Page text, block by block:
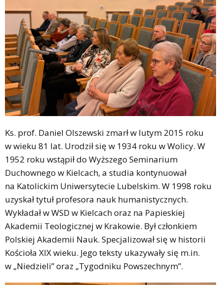
Ks. prof. Daniel Olszewski zmarł w lutym 2015 roku
w wieku 81 lat. Urodził się w 1934 roku w Wolicy. W
1952 roku wstąpił do Wyższego Seminarium
Duchownego w Kielcach, a studia kontynuował
na Katolickim Uniwersytecie Lubelskim. W 1998 roku
uzyskał tytuł profesora nauk humanistycznych.
Wykładał w WSD w Kielcach oraz na Papieskiej
Akademii Teologicznej w Krakowie. Był członkiem
Polskiej Akademii Nauk. Specjalizował się w historii
Kościoła XIX wieku. Jego teksty ukazywały się m.in.
w „Niedzieli” oraz „Tygodniku Powszechnym”.